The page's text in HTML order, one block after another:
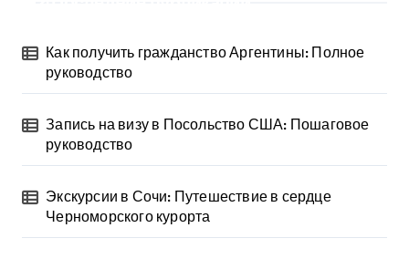
Как получить гражданство Аргентины: Полное
руководство
Запись на визу в Посольство США: Пошаговое
руководство
Экскурсии в Сочи: Путешествие в сердце
Черноморского курорта